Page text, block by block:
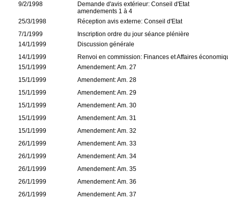
9/2/1998
Demande d'avis extérieur: Conseil d'Etat
amendements 1 à 4
25/3/1998
Réception avis externe: Conseil d'Etat
7/1/1999
Inscription ordre du jour séance plénière
14/1/1999
Discussion générale
14/1/1999
Renvoi en commission: Finances et Affaires
15/1/1999
Amendement: Am. 27
15/1/1999
Amendement: Am. 28
15/1/1999
Amendement: Am. 29
15/1/1999
Amendement: Am. 30
15/1/1999
Amendement: Am. 31
15/1/1999
Amendement: Am. 32
26/1/1999
Amendement: Am. 33
26/1/1999
Amendement: Am. 34
26/1/1999
Amendement: Am. 35
26/1/1999
Amendement: Am. 36
26/1/1999
Amendement: Am. 37